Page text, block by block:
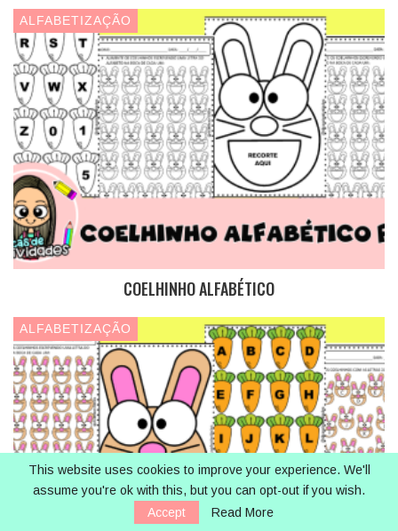
ALFABETIZAÇÃO
COELHINHO ALFABÉTICO
ALFABETIZAÇÃO
This website uses cookies to improve your experience. We'll
assume you're ok with this, but you can opt-out if you wish.
Accept
Read More